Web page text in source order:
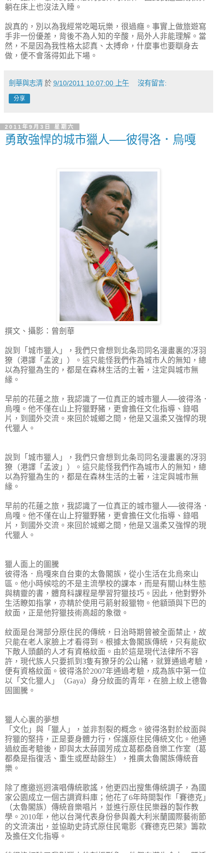
躺在床上也沒法入睡。
說真的，別以為我經常吃喝玩樂，很過癮。事實上做旅遊寫
手非一份優差，背後不為人知的辛酸，局外人非能理解。當
然，不是因為我性格太認真、太搏命，什麼事也要瞓身去
做 ，便不會落得如此下場。
劍華與志清 於 9/10/2011 10:07:00 上午 沒有留言:
分享
2011年9月3日 星期六
勇敢強悍的城市獵人──彼得洛．烏嘎
撰文、攝影：曾劍華
說到「城市獵人」，我們只會想到北条司同名漫畫裏的冴羽
獠（港譯「孟波」）。這只能怪我們作為城市人的無知，總
以為狩獵為生的，都是在森林生活的土著，注定與城市無
緣。
早前的花蓮之旅，我認識了一位真正的城市獵人──彼得洛．
烏嘎。他不僅在山上狩獵野豬，更會擔任文化指導、錄唱
片，到國外交流。來回於城鄉之間，他是又溫柔又強悍的現
代獵人。
說到「城市獵人」，我們只會想到北条司同名漫畫裏的冴羽
獠（港譯「孟波」）。這只能怪我們作為城市人的無知，總
以為狩獵為生的，都是在森林生活的土著，注定與城市無
緣。
早前的花蓮之旅，我認識了一位真正的城市獵人──彼得洛．
烏嘎。他不僅在山上狩獵野豬，更會擔任文化指導、錄唱
片，到國外交流。來回於城鄉之間，他是又溫柔又強悍的現
代獵人。
獵人面上的圖騰
彼得洛．烏嘎來自台東的太魯閣族，從小生活在北烏來山
區。他小時候唸的不是主流學校的課本，而是有關山林生態
與精靈的書，體育科課程是學習狩獵技巧。因此，他對野外
生活瞭如指掌，亦精於使用弓箭射殺獵物。他額頭與下巴的
紋面，正是他狩獵技術高超的象徵。
紋面是台灣部分原住民的傳統，日治時期曾被全面禁止，故
只能在老人家臉上才看得到。根據太魯閣族傳統，只有能砍
下敵人頭顱的人才有資格紋面。由於這是現代法律所不容
許，現代族人只要抓到3隻有獠牙的公山豬，就算通過考驗，
便有資格紋面。彼得洛於2007年通過考驗，成為族中第一位
以「文化獵人」（Gaya）身分紋面的青年，在臉上紋上德魯
固圖騰。
獵人心裏的夢想
「文化」與「獵人」，並非割裂的概念。彼得洛對於紋面與
狩獵的堅持，正是要身體力行，保護原住民傳統文化。他通
過紋面考驗後，即與太太薛國芳成立葛都桑音樂工作室（葛
都桑是指復活、重生或歷劫餘生），推廣太魯閣族傳統音
樂。
除了應邀巡迥演唱傳統歌謠，他更四出搜集傳統調子，為國
家公園成立一個古調資料庫；他花了6年時間製作「賽德克」
（太魯閣族）傳統音樂唱片，並進行原住民樂器的製作教
學。2010年，他以台灣代表身份參與義大利米蘭國際藝術節
的文流演出，並協助史詩式原住民電影《賽德克巴萊》籌款
及擔任文化指導。